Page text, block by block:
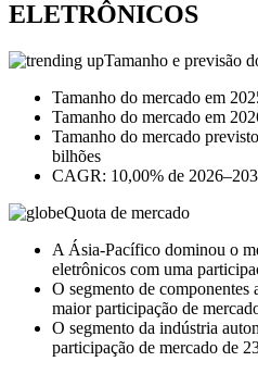
ELETRÔNICOS
Tamanho e previsão
Tamanho do mercado em
Tamanho do mercado em
Tamanho do mercado
bilhões
CAGR: 10,00% de
Quota de mercado
A Ásia-Pacífico dominou o
eletrônicos com uma
O segmento de componentes
maior participação de
O segmento da indústria
participação de mercado de